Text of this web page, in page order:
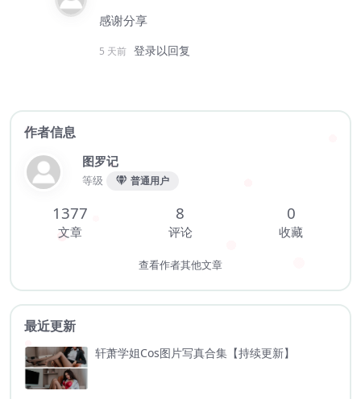
感谢分享
5 天前 登录以回复
作者信息
图罗记
等级 普通用户
1377
文章
8
评论
0
收藏
查看作者其他文章
最近更新
轩萧学姐Cos图片写真合集【持续更新】